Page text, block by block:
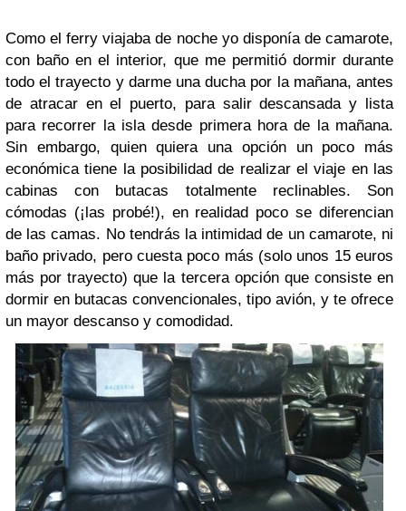
Como el ferry viajaba de noche yo disponía de camarote,
con baño en el interior, que me permitió dormir durante
todo el trayecto y darme una ducha por la mañana, antes
de atracar en el puerto, para salir descansada y lista
para recorrer la isla desde primera hora de la mañana.
Sin embargo, quien quiera una opción un poco más
económica tiene la posibilidad de realizar el viaje en las
cabinas con butacas totalmente reclinables. Son
cómodas (¡las probé!), en realidad poco se diferencian
de las camas. No tendrás la intimidad de un camarote, ni
baño privado, pero cuesta poco más (solo unos 15 euros
más por trayecto) que la tercera opción que consiste en
dormir en butacas convencionales, tipo avión, y te ofrece
un mayor descanso y comodidad.